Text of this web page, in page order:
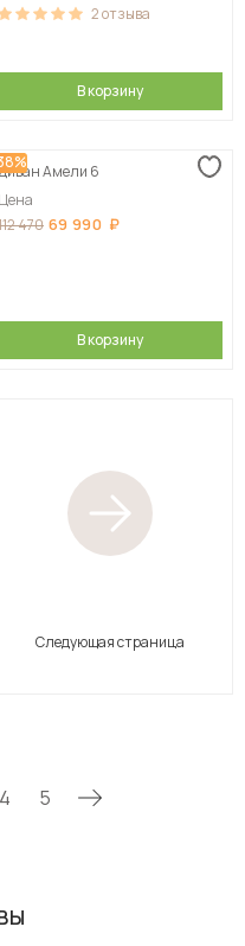
2отзыва
В корзину
Амели 6
Цена
470 69 990
В корзину
Следующая страница
4 5